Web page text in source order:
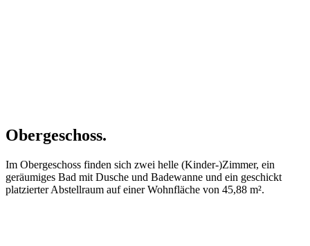
Obergeschoss.
Im Obergeschoss finden sich zwei helle (Kinder-)Zimmer, ein
geräumiges Bad mit Dusche und Badewanne und ein geschickt
platzierter Abstellraum auf einer Wohnfläche von 45,88 m².